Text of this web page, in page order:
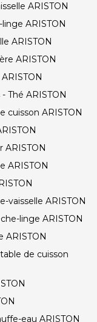
ARISTON
ARISTON
ARISTON
ARISTON
Thé ARISTON
cuisson ARISTON
ARISTON
ARISTON
vaisselle ARISTON
linge ARISTON
ARISTON
de cuisson
eau ARISTON